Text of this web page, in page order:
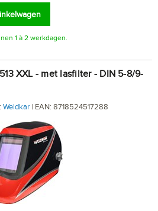
1 à 2 werkdagen.
Weldkar | EAN: 8718524517288